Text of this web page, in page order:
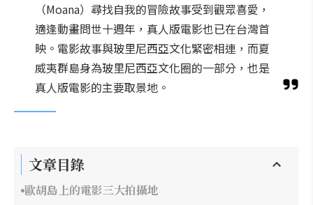
（Moana）尋找自我的冒險故事受到觀眾喜愛，
適逢動畫問世十週年，真人版電影也已在台灣首
映。電影故事與玻里尼西亞文化緊密相連，而夏
威夷群島身為玻里尼西亞文化圈的一部分，也是
真人版電影的主要取景地。
文章目錄
歐胡島上的電影三大拍攝地